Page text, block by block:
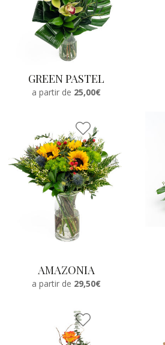
GREEN PASTEL
a partir de 25,00€
AMAZONIA
a partir de 29,50€